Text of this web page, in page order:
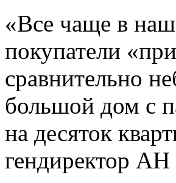
«Все чаще в
покупатели
сравнительно
большой дом с
на десяток
гендиректор